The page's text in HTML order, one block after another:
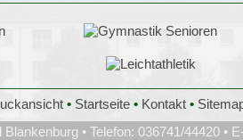
• Startseite • Kontakt •
• Telefon: 036741/44420 •